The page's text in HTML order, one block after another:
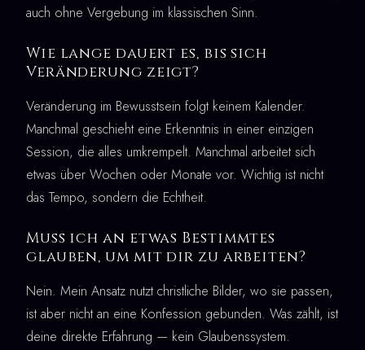
auch ohne Vergebung im klassischen Sinn.
Wie lange dauert es, bis sich
Veränderung zeigt?
Veränderung im Bewusstsein folgt keinem Kalender.
Manchmal geschieht eine Erkenntnis in einer einzigen
Session, die alles umkrempelt. Manchmal arbeitet sich
etwas über Wochen oder Monate vor. Wichtig ist nicht
das Tempo, sondern die Echtheit.
Muss ich an etwas Bestimmtes
glauben, um mit dir zu arbeiten?
Nein. Mein Ansatz nutzt christliche Bilder, wo sie passen,
ist aber nicht an eine Konfession gebunden. Was zählt, ist
deine direkte Erfahrung — kein Glaubenssystem.